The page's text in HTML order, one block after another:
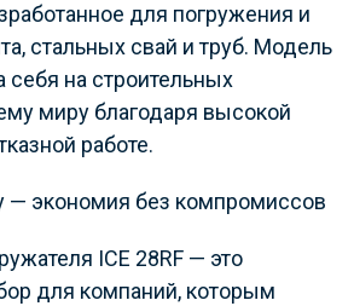
для погружения и
стальных свай и труб. Модель
на строительных
миру благодаря высокой
работе.
— экономия без компромиссов
ICE 28RF — это
для компаний, которым